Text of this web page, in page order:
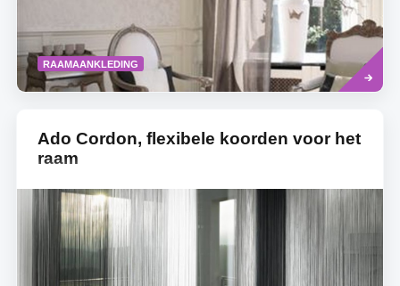
RAAMAANKLEDING
more
Ado Cordon, flexibele koorden voor het
raam